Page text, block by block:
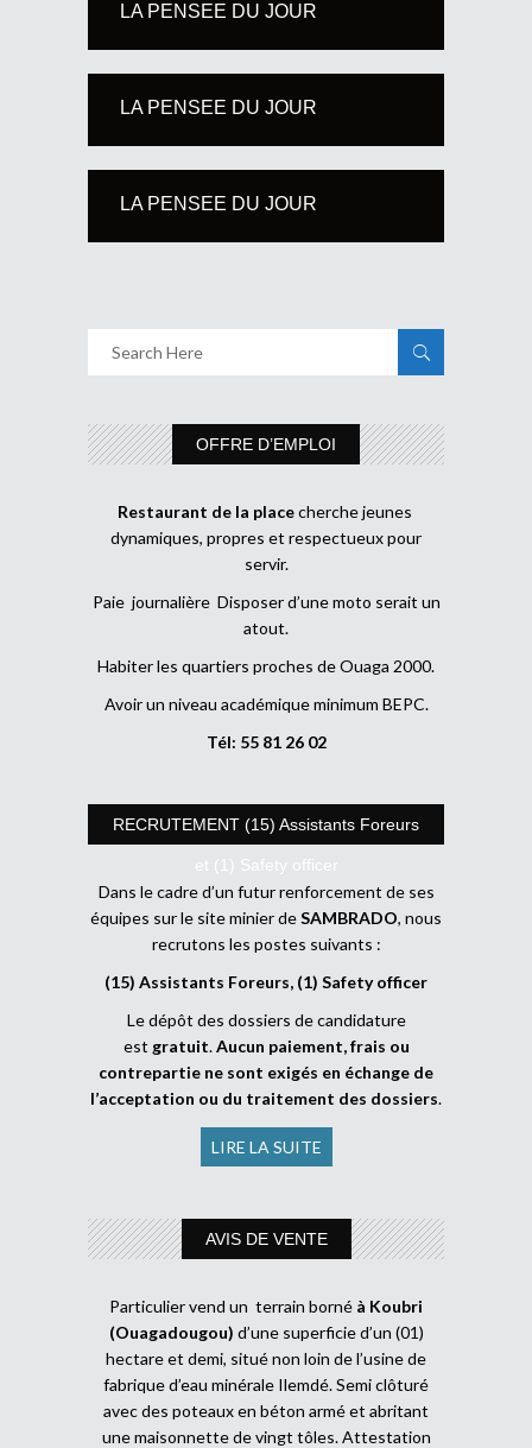
LA PENSEE DU JOUR
LA PENSEE DU JOUR
LA PENSEE DU JOUR
OFFRE D’EMPLOI
Restaurant de la placecherche jeunes
dynamiques, propres et respectueux pour
servir.
Paie journalière Disposer d’une moto serait un
atout.
Habiter les quartiers proches de Ouaga 2000.
Avoir un niveau académique minimum BEPC.
Tél: 55 81 26 02
RECRUTEMENT (15) Assistants Foreurs
et (1) Safety officer
Dans le cadre d’un futur renforcement de ses
équipes sur le site minier deSAMBRADO, nous
recrutons les postes suivants :
(15) Assistants Foreurs, (1) Safety officer
Le dépôt des dossiers de candidature
est gratuit.Aucun paiement, frais ou
contrepartie ne sont exigés en échange de
l’acceptation ou du traitement des dossiers.
LIRE LA SUITE
AVIS DE VENTE
Particulier vend un terrain borné à Koubri
(Ouagadougou) d’une superficie d’un (01)
hectare et demi, situé non loin de l’usine de
fabrique d’eau minérale Ilemdé. Semi clôturé
avec des poteaux en béton armé et abritant
une maisonnette de vingt tôles. Attestation